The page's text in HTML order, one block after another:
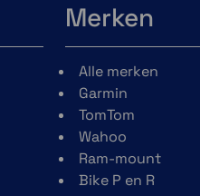
Merken
Alle merken
Garmin
TomTom
Wahoo
Ram-mount
Bike P en R